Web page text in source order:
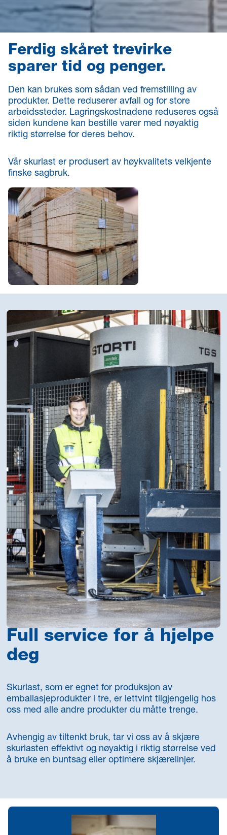
Ferdig skåret trevirke
sparer tid og penger.
Den kan brukes som sådan ved fremstilling av
produkter. Dette reduserer avfall og for store
arbeidssteder. Lagringskostnadene reduseres også
siden kundene kan bestille varer med nøyaktig
riktig størrelse for deres behov.
Vår skurlast er produsert av høykvalitets velkjente
finske sagbruk.
Full service for å hjelpe
deg
Skurlast, som er egnet for produksjon av
emballasjeprodukter i tre, er lettvint tilgjengelig hos
oss med alle andre produkter du måtte trenge.
Avhengig av tiltenkt bruk, tar vi oss av å skjære
skurlasten effektivt og nøyaktig i riktig størrelse ved
å bruke en buntsag eller optimere skjærelinjer.